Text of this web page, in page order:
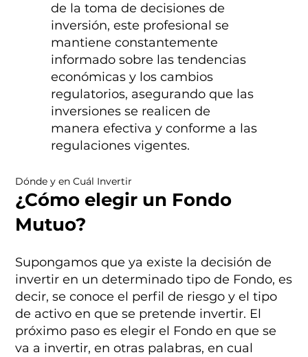
Dónde y en Cuál Invertir
¿Cómo elegir un Fondo
Mutuo?
Supongamos que ya existe la decisión de
invertir en un determinado tipo de Fondo, es
decir, se conoce el perfil de riesgo y el tipo
de activo en que se pretende invertir. El
próximo paso es elegir el Fondo en que se
va a invertir, en otras palabras, en cual
de la toma de decisiones de
inversión, este profesional se
mantiene constantemente
informado sobre las tendencias
económicas y los cambios
regulatorios, asegurando que las
inversiones se realicen de
manera efectiva y conforme a las
regulaciones vigentes.